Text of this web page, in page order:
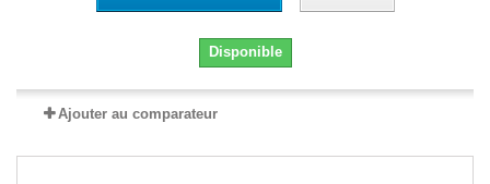
Disponible
Ajouter au comparateur